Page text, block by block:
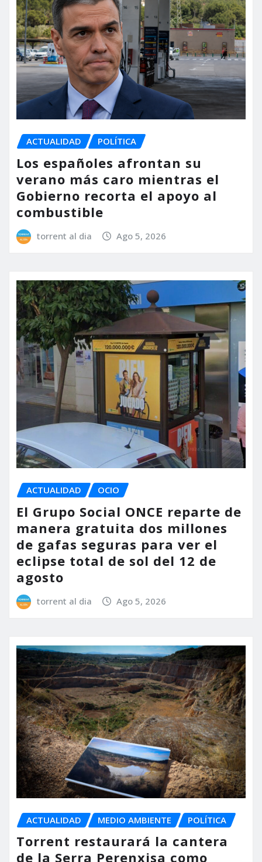
ACTUALIDAD POLÍTICA
Los españoles afrontan su
verano más caro mientras el
Gobierno recorta el apoyo al
combustible
torrent al dia Ago 5, 2026
ACTUALIDAD OCIO
El Grupo Social ONCE reparte de
manera gratuita dos millones
de gafas seguras para ver el
eclipse total de sol del 12 de
agosto
torrent al dia Ago 5, 2026
ACTUALIDAD MEDIO AMBIENTE POLÍTICA
Torrent restaurará la cantera
de la Serra Perenxisa como